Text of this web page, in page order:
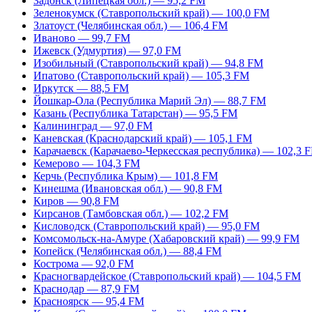
Зеленокумск (Ставропольский край) — 100,0 FM
Златоуст (Челябинская обл.) — 106,4 FM
Иваново — 99,7 FM
Ижевск (Удмуртия) — 97,0 FM
Изобильный (Ставропольский край) — 94,8 FM
Ипатово (Ставропольский край) — 105,3 FM
Иркутск — 88,5 FM
Йошкар-Ола (Республика Марий Эл) — 88,7 FM
Казань (Республика Татарстан) — 95,5 FM
Калининград — 97,0 FM
Каневская (Краснодарский край) — 105,1 FM
Карачаевск (Карачаево-Черкесская республика) — 102,3
Кемерово — 104,3 FM
Керчь (Республика Крым) — 101,8 FM
Кинешма (Ивановская обл.) — 90,8 FM
Киров — 90,8 FM
Кирсанов (Тамбовская обл.) — 102,2 FM
Кисловодск (Ставропольский край) — 95,0 FM
Комсомольск-на-Амуре (Хабаровский край) — 99,9 FM
Копейск (Челябинская обл.) — 88,4 FM
Кострома — 92,0 FM
Красногвардейское (Ставропольский край) — 104,5 FM
Краснодар — 87,9 FM
Красноярск — 95,4 FM